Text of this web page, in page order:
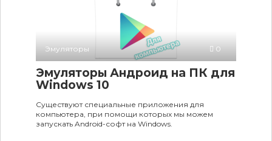
Эмуляторы 0
Эмуляторы Андроид на ПК для
Windows 10
Существуют специальные приложения для
компьютера, при помощи которых мы можем
запускать Android-софт на Windows.